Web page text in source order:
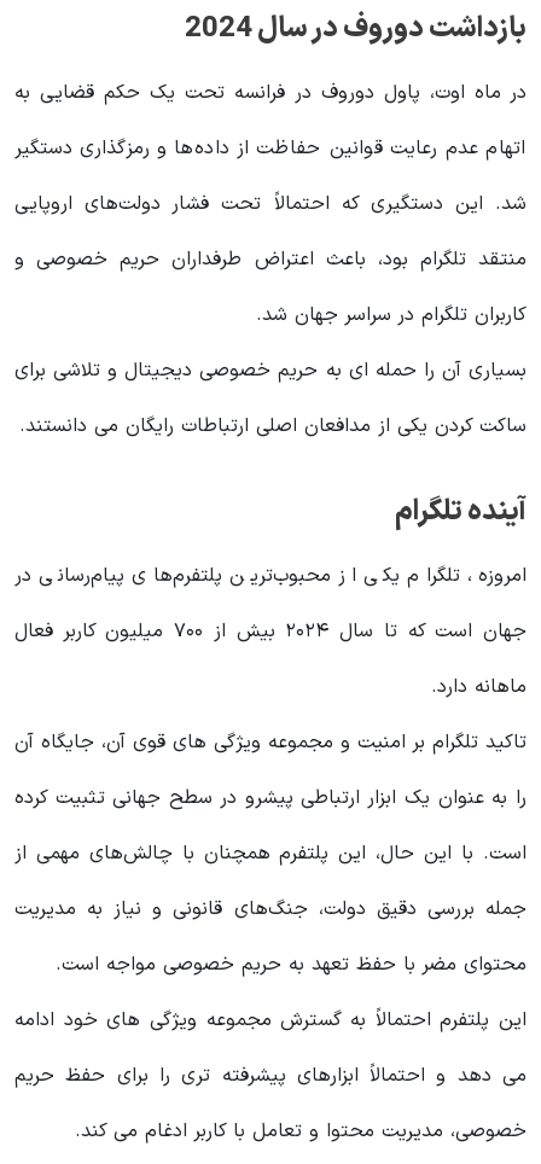
بازداشت دوروف در سال 2024
در ماه اوت، پاول دوروف در فرانسه تحت یک حکم قضایی به
اتهام عدم رعایت قوانین حفاظت از داده‌ها و رمزگذاری دستگیر
شد. این دستگیری که احتمالاً تحت فشار دولت‌های اروپایی
منتقد تلگرام بود، باعث اعتراض طرفداران حریم خصوصی و
کاربران تلگرام در سراسر جهان شد.
بسیاری آن را حمله ای به حریم خصوصی دیجیتال و تلاشی برای
ساکت کردن یکی از مدافعان اصلی ارتباطات رایگان می دانستند.
آینده تلگرام
امروزه، تلگرام یکی از محبوب‌ترین پلتفرم‌های پیام‌رسانی در
جهان است که تا سال ۲۰۲۴ بیش از ۷۰۰ میلیون کاربر فعال
ماهانه دارد.
تاکید تلگرام بر امنیت و مجموعه ویژگی های قوی آن، جایگاه آن
را به عنوان یک ابزار ارتباطی پیشرو در سطح جهانی تثبیت کرده
است. با این حال، این پلتفرم همچنان با چالش‌های مهمی از
جمله بررسی دقیق دولت، جنگ‌های قانونی و نیاز به مدیریت
محتوای مضر با حفظ تعهد به حریم خصوصی مواجه است.
این پلتفرم احتمالاً به گسترش مجموعه ویژگی های خود ادامه
می دهد و احتمالاً ابزارهای پیشرفته تری را برای حفظ حریم
خصوصی، مدیریت محتوا و تعامل با کاربر ادغام می کند.